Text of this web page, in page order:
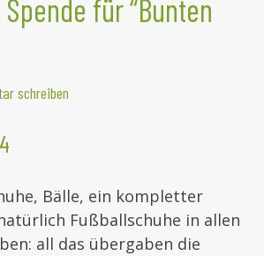
für “Bunten
schreiben
Bälle, ein kompletter
Fußballschuhe in allen
all das übergaben die